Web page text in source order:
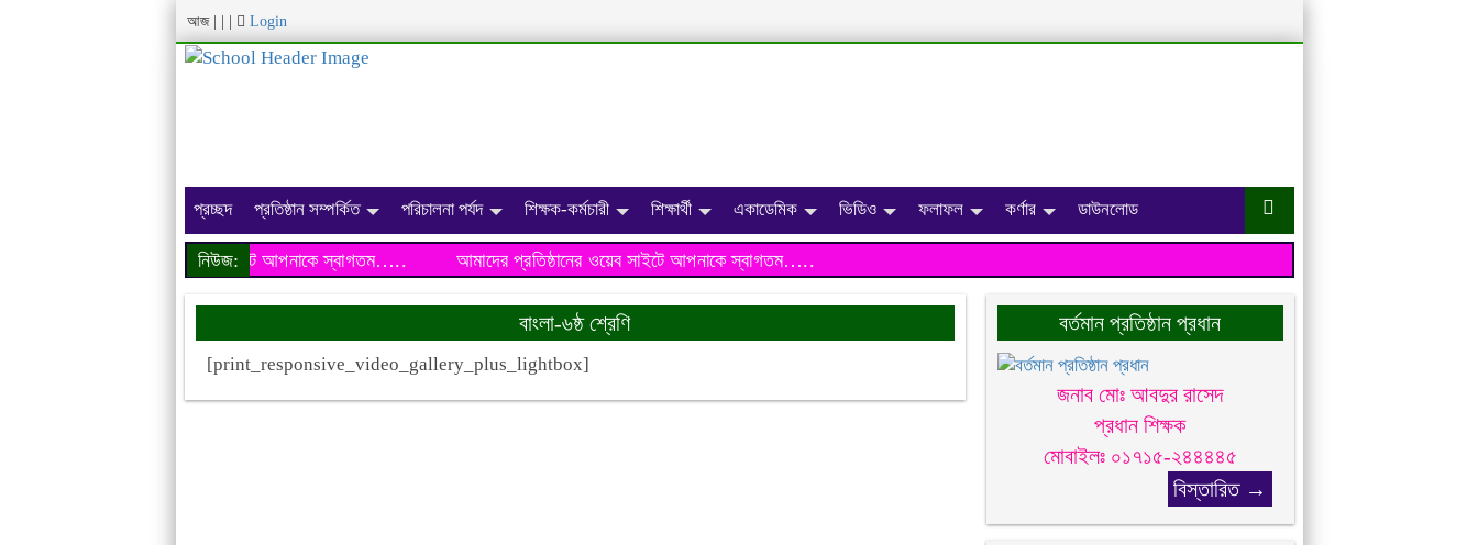
আজ Login
প্রচ্ছদ প্রতিষ্ঠান সম্পর্কিত পরিচালনা পর্যদ শিক্ষক-কর্মচারী শিক্ষার্থী একাডেমিক ভিডিও ফলাফল কর্ণার ডাউনলোড
নিউজ: আমাদের প্রতিষ্ঠানের ওয়েব সাইটে আপনাকে স্বাগতম…..
আমাদের প্রতিষ্ঠানের ওয়েব সাইটে আপনাকে স্বাগতম…..
বাংলা-৬ষ্ঠ শ্রেণি
[print_responsive_video_gallery_plus_lightbox]
বর্তমান প্রতিষ্ঠান প্রধান
জনাব মোঃ আবদুর রাসেদ
প্রধান শিক্ষক
মোবাইলঃ ০১৭১৫-২৪৪৪৪৫
বিস্তারিত →